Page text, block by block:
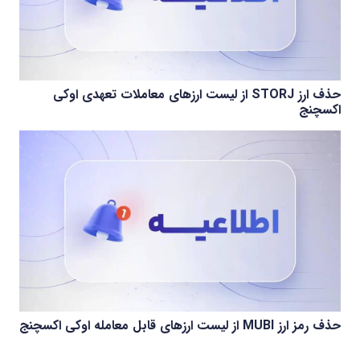
حذف ارز STORJ از لیست ارزهای معاملات تعهدی اوکی
اکسچنج
حذف رمز ارز MUBI از لیست ارزهای قابل معامله اوکی اکسچنج